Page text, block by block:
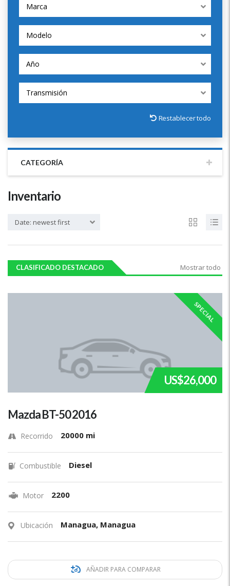
Marca
Modelo
Año
Transmisión
Restablecer todo
CATEGORÍA
Inventario
Date: newest first
CLASIFICADO DESTACADO Mostrar todo
SPECIAL
US$26,000
Mazda BT-50 2016
Recorrido 20000 mi
Combustible Diesel
Motor 2200
Ubicación Managua, Managua
AÑADIR PARA COMPARAR